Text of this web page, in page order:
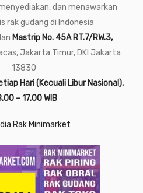
dan menawarkan
rak gudang di Indonesia
Mastrip No. 45A RT.7/RW.3,
Jakarta Timur, DKI Jakarta
13830
Hari (Kecuali Libur Nasional),
– 17.00 WIB
Rak Minimarket